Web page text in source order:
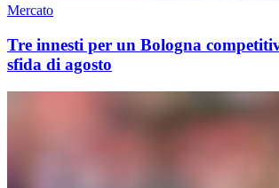
Mercato
Tre innesti per un Bologna
sfida di agosto